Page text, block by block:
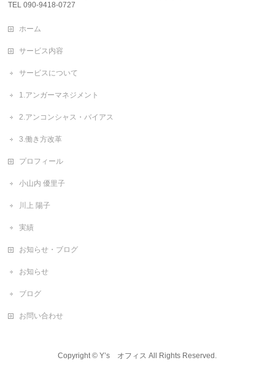
TEL 090-9418-0727
ホーム
サービス内容
サービスについて
1.アンガーマネジメント
2.アンコンシャス・バイアス
3.働き方改革
プロフィール
小山内 優里子
川上 陽子
実績
お知らせ・ブログ
お知らせ
ブログ
お問い合わせ
Copyright ©Y’s オフィス All Rights Reserved.